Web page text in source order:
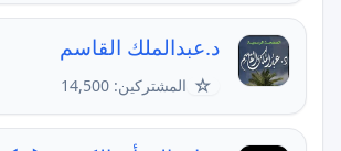
د.عبدالملك القاسم
☆ المشتركين: 14,500